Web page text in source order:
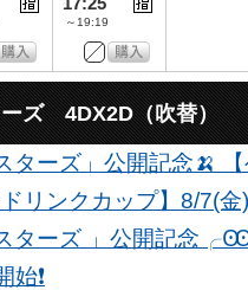
～19:19
ーズ 4DX2D（吹替）
ターズ」公開記念🍌
リンクカップ】8/7(金
ターズ 」公開記念
❗️